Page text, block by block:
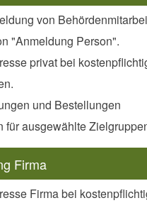
von
"Anmeldung Person".
privat bei
und Bestellungen
für ausgewählte
Firma
Firma bei